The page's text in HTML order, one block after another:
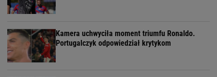
Kamera uchwyciła moment triumfu Ronaldo.
Portugalczyk odpowiedział krytykom